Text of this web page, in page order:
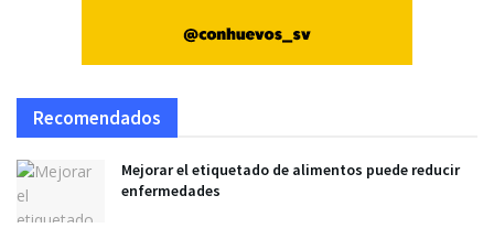
Recomendados
Mejorar el etiquetado de alimentos puede reducir
enfermedades